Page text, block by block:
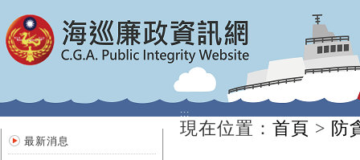
最新消息
:::
現在位置 ： 首頁 > 防